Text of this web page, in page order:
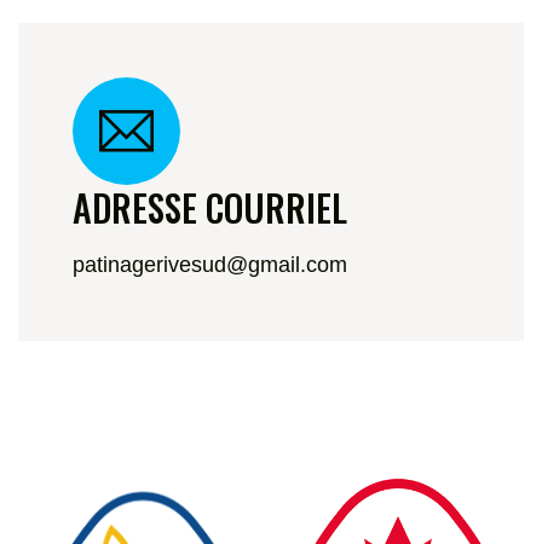
ADRESSE COURRIEL
patinagerivesud@gmail.com